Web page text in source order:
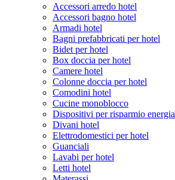
Accessori arredo hotel
Accessori bagno hotel
Armadi hotel
Bagni prefabbricati per hotel
Bidet per hotel
Box doccia per hotel
Camere hotel
Colonne doccia per hotel
Comodini hotel
Cucine monoblocco
Dispositivi per risparmio energia
Divani hotel
Elettrodomestici per hotel
Guanciali
Lavabi per hotel
Letti hotel